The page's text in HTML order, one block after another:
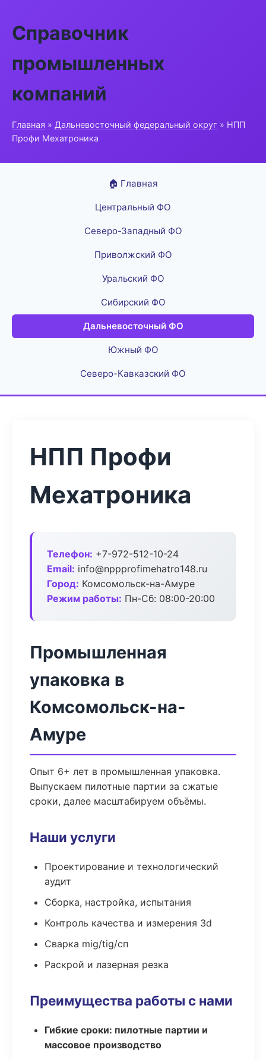
Справочник
промышленных
компаний
Главная » Дальневосточный федеральный округ » НПП
Профи Мехатроника
🏠 Главная
Центральный ФО
Северо-Западный ФО
Приволжский ФО
Уральский ФО
Сибирский ФО
Дальневосточный ФО
Южный ФО
Северо-Кавказский ФО
НПП Профи
Мехатроника
Телефон: +7-972-512-10-24
Email: info@nppprofimehatro148.ru
Город: Комсомольск-на-Амуре
Режим работы: Пн-Сб: 08:00-20:00
Промышленная
упаковка в
Комсомольск-на-
Амуре
Опыт 6+ лет в промышленная упаковка.
Выпускаем пилотные партии за сжатые
сроки, далее масштабируем объёмы.
Наши услуги
Проектирование и технологический
аудит
Сборка, настройка, испытания
Контроль качества и измерения 3d
Сварка mig/tig/сп
Раскрой и лазерная резка
Преимущества работы с нами
Гибкие сроки: пилотные партии и
массовое производство